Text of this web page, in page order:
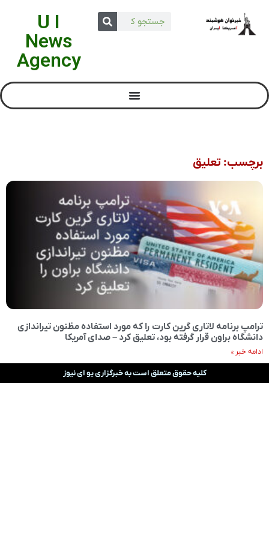
U I
News
Agency
برچسب: تعليق
ترامپ برنامه لاتاری گرین کارت را که مورد استفاده مظنون تیراندازی
دانشگاه براون قرار گرفته بود، تعلیق کرد – صدای آمریکا
ادامه خبر »
کلیه حقوق متعلق است به خبرگزاری یو ای نیوز